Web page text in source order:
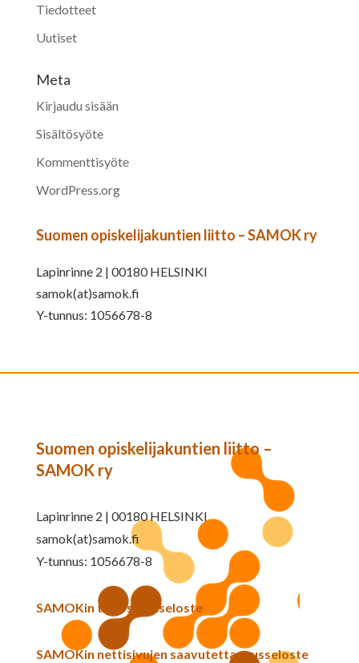
Tiedotteet
Uutiset
Meta
Kirjaudu sisään
Sisältösyöte
Kommenttisyöte
WordPress.org
Suomen opiskelijakuntien liitto – SAMOK ry
Lapinrinne 2 | 00180 HELSINKI
samok(at)samok.fi
Y-tunnus: 1056678-8
Suomen opiskelijakuntien liitto –
SAMOK ry
Lapinrinne 2 | 00180 HELSINKI
samok(at)samok.fi
Y-tunnus: 1056678-8
SAMOKin tietosuojaseloste
SAMOKin nettisivujen saavutettavuusseloste